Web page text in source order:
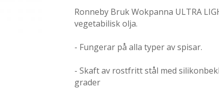
Ronneby Bruk Wokpanna ULTRA
vegetabilisk olja.
- Fungerar på alla typer av spisar.
- Skaft av rostfritt stål med
grader